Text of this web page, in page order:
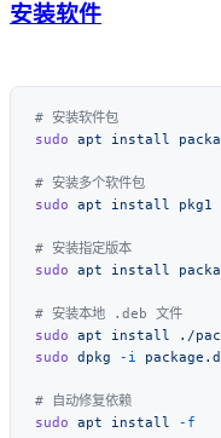
安装软件
sudo apt install
sudo apt install pkg1
sudo apt install
sudo apt install
sudo dpkg -i
sudo apt install